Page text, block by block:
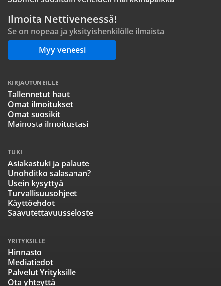
Ilmoita Nettiveneessä!
Se on nopeaa ja yksityishenkilölle ilmaista
Myy veneesi
KIRJAUTUNEILLE
Tallennetut haut
Omat ilmoitukset
Omat suosikit
Mainosta ilmoitustasi
TUKI
Asiakastuki ja palaute
Unohditko salasanan?
Usein kysyttyä
Turvallisuusohjeet
Käyttöehdot
Saavutettavuusseloste
YRITYKSILLE
Hinnasto
Mediatiedot
Palvelut Yrityksille
Ota yhteyttä